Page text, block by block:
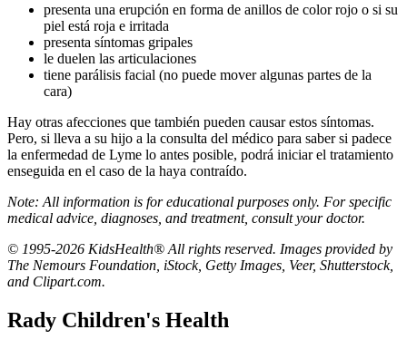
presenta una erupción en forma de anillos de color rojo o si su
piel está roja e irritada
presenta síntomas gripales
le duelen las articulaciones
tiene parálisis facial (no puede mover algunas partes de la
cara)
Hay otras afecciones que también pueden causar estos síntomas.
Pero, si lleva a su hijo a la consulta del médico para saber si padece
la enfermedad de Lyme lo antes posible, podrá iniciar el tratamiento
enseguida en el caso de la haya contraído.
Note: All information is for educational purposes only. For specific
medical advice, diagnoses, and treatment, consult your doctor.
© 1995-2026 KidsHealth® All rights reserved. Images provided by
The Nemours Foundation, iStock, Getty Images, Veer, Shutterstock,
and Clipart.com.
Rady Children's Health